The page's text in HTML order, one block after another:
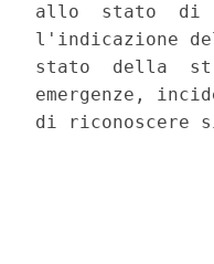
allo  stato  di
l'indicazione
stato  della
emergenze,